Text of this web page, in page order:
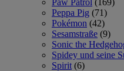
Peppa Pig (71)
Pokémon (42)
Sesamstraße (9)
Sonic the
Spidey und seine
Spirit (6)